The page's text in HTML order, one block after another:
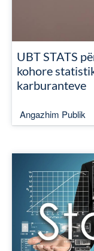
UBT STATS
kohore
karburanteve
Angazhim Publik